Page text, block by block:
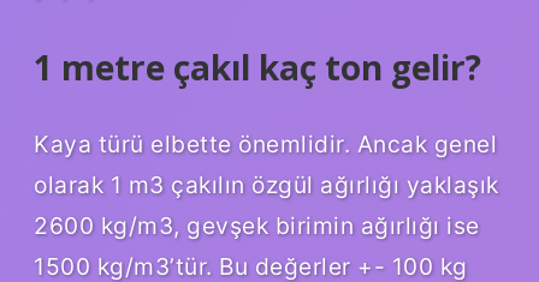
1 metre çakıl kaç ton gelir?
Kaya türü elbette önemlidir. Ancak genel
olarak 1 m3 çakılın özgül ağırlığı yaklaşık
2600 kg/m3, gevşek birimin ağırlığı ise
1500 kg/m3’tür. Bu değerler +- 100 kg